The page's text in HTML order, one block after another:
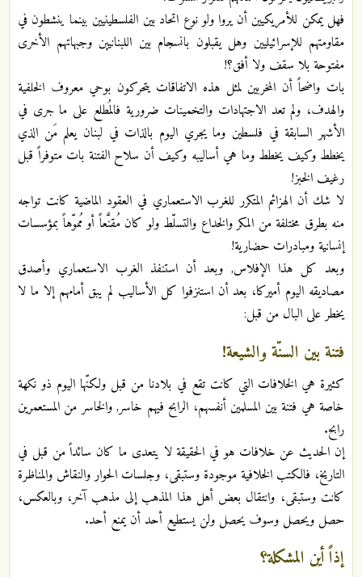
فهل يمكن للأمريكيين أن يروا ولو نوع اتحاد بين الفلسطينيين بينما ينشطون في
مقاومتهم للإسرائيليين وهل يقبلون بانسجام بين اللبنانيين وجبهاتهم الأخرى
مفتوحة بلا سقف ولا أفق؟!‏
بات واضحاً أن المخربين لمثل هذه الاتفاقات يتحركون بوحي معروف الخلفية
والهدف، ولم تعد الاجتهادات والتخمينات ضرورية فالمُطلع على ما جرى في
الأشهر السابقة في فلسطين وما يجري اليوم بالذات في لبنان يعلم مَن الذي
يخطط وكيف يخطط وما هي أساليبه وكيف أن سلاح الفتنة بات متوفراً قبل
رغيف الخبز!‏
لا شك أن الهزائم المتكرر للغرب الاستعماري في العقود الماضية كانت تواجه
منه بطرق مختلفة من المكر والخداع والتسلّط ولو كان مُقنَّعاً أو مُموّهاً بمؤسسات
إنسانية ومبادرات حضارية!‏
وبعد كل هذا الإفلاس, وبعد أن استنفذ الغرب الاستعماري وأصدق
مصاديقه اليوم أميركا، بعد أن استنزفوا كل الأساليب لم يبق أمامهم إلا ما لا
يخطر على البال من قبل:‏
فتنة بين السنّة والشيعة!‏
كثيرة هي الخلافات التي كانت تقع في بلادنا من قبل ولكنّها اليوم ذو نكهة
خاصة هي فتنة بين المسلمين أنفسهم، الرابح فيهم خاسر, والخاسر من المستعمرين
رابح.‏
إن الحديث عن خلافات هو في الحقيقة لا يتعدى ما كان سائداً من قبل في
التاريخ، فالكتب الخلافية موجودة وستبقى، وجلسات الحوار والنقاش والمناظرة
كانت وستبقى، وانتقال بعض أهل هذا المذهب إلى مذهب آخر، وبالعكس،
حصل ويحصل وسوف يحصل ولن يستطيع أحد أن يمنع أحد.‏
إذاً أين المشكلة؟‏